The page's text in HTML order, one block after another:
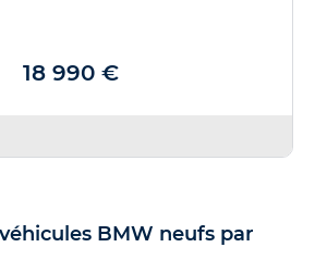
18 990 €
BMW neufs par